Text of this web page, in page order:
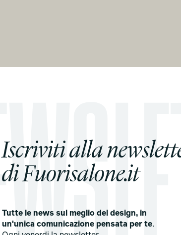
Iscriviti alla
di Fuorisalone.it
Tutte le news sul meglio del design, in
un'unica comunicazione pensata per te.